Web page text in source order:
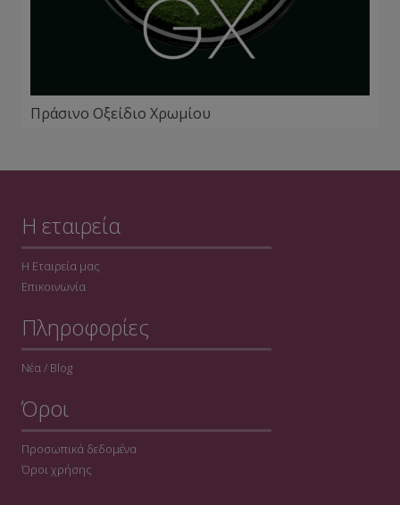
Πράσινο Οξείδιο Χρωμίου
Η εταιρεία
Η Εταιρεία μας
Επικοινωνία
Πληροφορίες
Νέα / Blog
Όροι
Προσωπικά δεδομένα
Όροι χρήσης